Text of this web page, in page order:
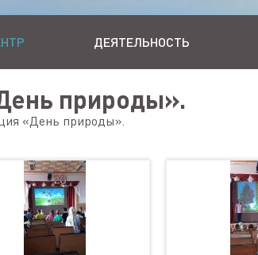
ДЕЯТЕЛЬНОСТЬ
природы».
«День природы».